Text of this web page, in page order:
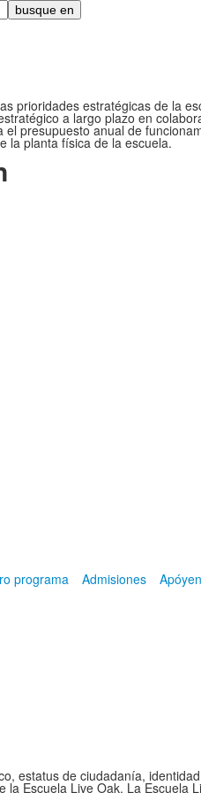
prioridades estratégicas de la
a largo plazo en
presupuesto anual de
la planta física de la escuela.
programa Admisiones
estatus de ciudadanía,
Escuela Live Oak. La Escuela